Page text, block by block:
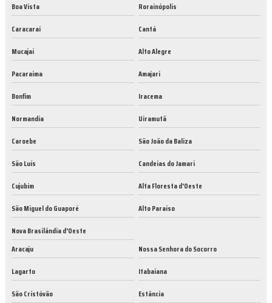
Boa Vista
Rorainópolis
Caracaraí
Cantá
Mucajaí
Alto Alegre
Pacaraima
Amajari
Bonfim
Iracema
Normandia
Uiramutã
Caroebe
São João da Baliza
São Luís
Candeias do Jamari
Cujubim
Alta Floresta d'Oeste
São Miguel do Guaporé
Alto Paraíso
Nova Brasilândia d'Oeste
Aracaju
Nossa Senhora do Socorro
Lagarto
Itabaiana
São Cristóvão
Estância